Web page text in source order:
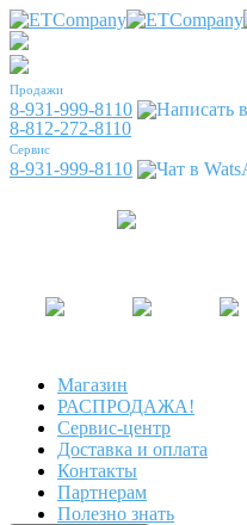
Продажи
8-931-999-8110
8-812-272-8110
Сервис
8-931-999-8110
Магазин
РАСПРОДАЖА!
Сервис-центр
Доставка и оплата
Контакты
Партнерам
Полезно знать